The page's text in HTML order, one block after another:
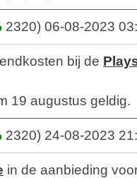
2320) 06-08-2023
bij de
19 augustus geldig.
2320) 24-08-2023
in de aanbieding